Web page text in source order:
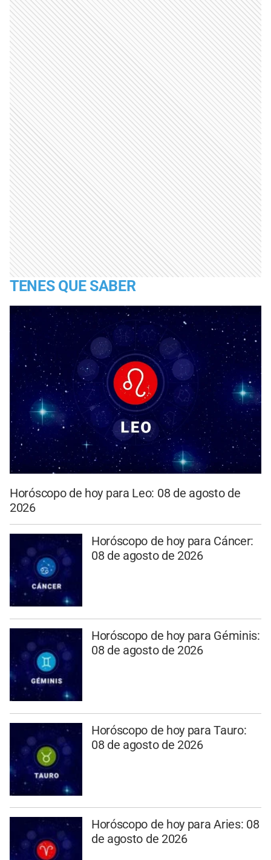
TENES QUE SABER
Horóscopo de hoy para Leo: 08 de agosto de
2026
Horóscopo de hoy para Cáncer:
08 de agosto de 2026
Horóscopo de hoy para Géminis:
08 de agosto de 2026
Horóscopo de hoy para Tauro:
08 de agosto de 2026
Horóscopo de hoy para Aries: 08
de agosto de 2026